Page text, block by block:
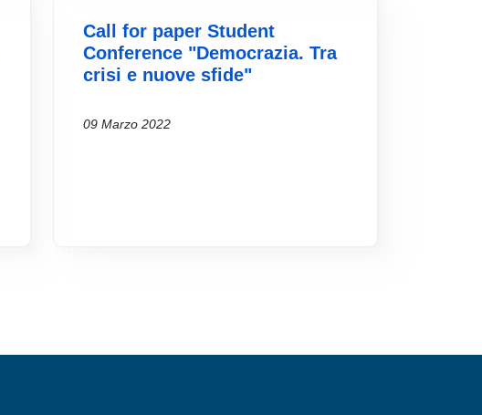
Call for paper Student
Conference "Democrazia. Tra
crisi e nuove sfide"
09 Marzo 2022